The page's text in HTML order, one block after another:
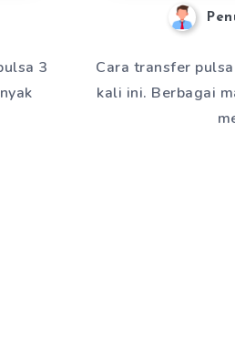
3
Cara transfer
kali ini. Berbagai